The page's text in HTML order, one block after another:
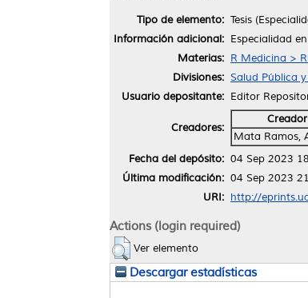
Tipo de elemento: Tesis
Información adicional: Especialidad
Materias: R Medicina >
Divisiones: Salud Pública
Usuario depositante: Editor
Creadores:
Creador
Mata Ramos,
Fecha del depósito: 04 Sep 2023
Última modificación: 04 Sep 2023
URI: http://
Actions (login required)
Ver elemento
Descargar estadísticas